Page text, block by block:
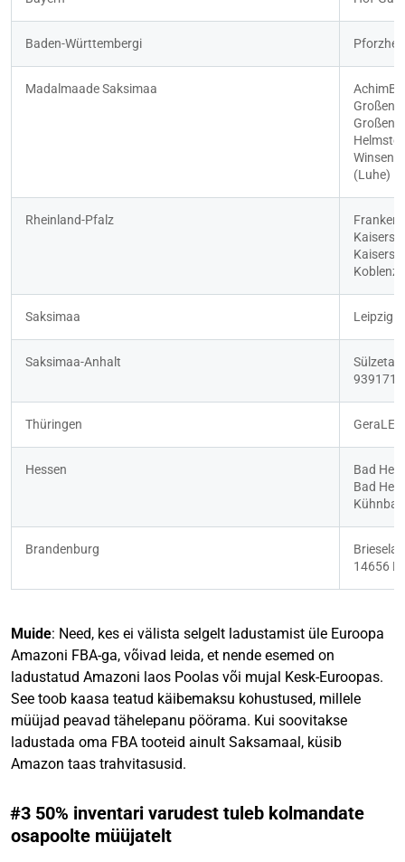
Baden-Württembergi
Madalmaade Saksimaa
(Luhe)
Rheinland-Pfalz
Saksimaa
Saksimaa-Anhalt
Sülzetal
939171
Thüringen
Hessen
Bad
Bad
Brandenburg
14656
Muide: Need, kes ei välista selgelt ladustamist üle Euroopa
Amazoni FBA-ga, võivad leida, et nende esemed on
ladustatud Amazoni laos Poolas või mujal Kesk-Euroopas.
See toob kaasa teatud käibemaksu kohustused, millele
müüjad peavad tähelepanu pöörama. Kui soovitakse
ladustada oma FBA tooteid ainult Saksamaal, küsib
Amazon taas trahvitasusid.
#3 50% inventari varudest tuleb kolmandate
osapoolte müüjatelt